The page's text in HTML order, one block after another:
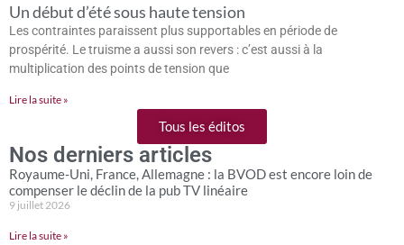
Un début d’été sous haute tension
Les contraintes paraissent plus supportables en période de
prospérité. Le truisme a aussi son revers : c’est aussi à la
multiplication des points de tension que
Lire la suite »
Tous les éditos
Nos derniers articles
Royaume-Uni, France, Allemagne : la BVOD est encore loin de
compenser le déclin de la pub TV linéaire
9 juillet 2026
Lire la suite »